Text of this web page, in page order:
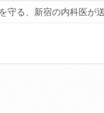
守る、新宿の内科医が